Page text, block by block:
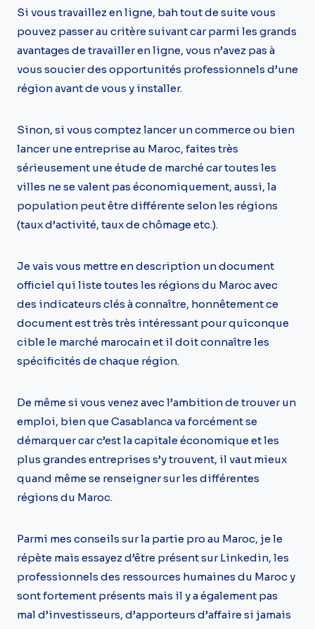
Si vous travaillez en ligne, bah tout de suite vous
pouvez passer au critère suivant car parmi les grands
avantages de travailler en ligne, vous n’avez pas à
vous soucier des opportunités professionnels d’une
région avant de vous y installer.
Sinon, si vous comptez lancer un commerce ou bien
lancer une entreprise au Maroc, faites très
sérieusement une étude de marché car toutes les
villes ne se valent pas économiquement, aussi, la
population peut être différente selon les régions
(taux d’activité, taux de chômage etc.).
Je vais vous mettre en description un document
officiel qui liste toutes les régions du Maroc avec
des indicateurs clés à connaître, honnêtement ce
document est très très intéressant pour quiconque
cible le marché marocain et il doit connaître les
spécificités de chaque région.
De même si vous venez avec l’ambition de trouver un
emploi, bien que Casablanca va forcément se
démarquer car c’est la capitale économique et les
plus grandes entreprises s’y trouvent, il vaut mieux
quand même se renseigner sur les différentes
régions du Maroc.
Parmi mes conseils sur la partie pro au Maroc, je le
répète mais essayez d’être présent sur Linkedin, les
professionnels des ressources humaines du Maroc y
sont fortement présents mais il y a également pas
mal d’investisseurs, d’apporteurs d’affaire si jamais